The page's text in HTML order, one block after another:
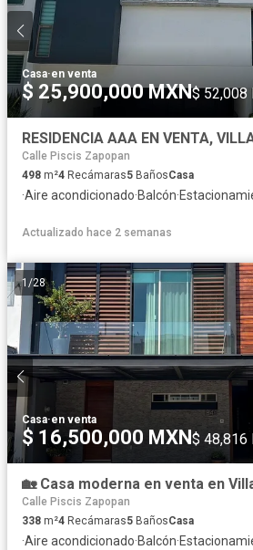
Casa·en venta
$ 25,900,000 MXN$ 52,008
Calle Piscis Zapopan
498 m²4 Recámaras5 BañosCasa
·Aire acondicionado·Balcón·
Actualizado hace 2 semanas
1 /28
Casa·en venta
$ 16,500,000 MXN $ 48,816
🏡 Casa moderna en venta en
Calle Piscis Zapopan
338 m²4 Recámaras5 BañosCasa
·Aire acondicionado·Balcón·